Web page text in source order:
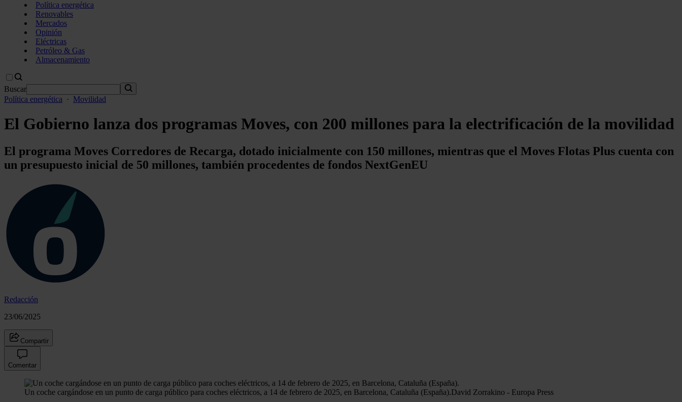
Política energética
Renovables
Mercados
Opinión
Eléctricas
Petróleo & Gas
Almacenamiento
Buscar
Política energética
· Movilidad
El Gobierno lanza dos programas Moves, con 200 millones para la electrificación de la movilidad
El programa Moves Corredores de Recarga, dotado inicialmente con 150 millones, mientras que el Moves Flotas Plus cuenta con
un presupuesto inicial de 50 millones, también procedentes de fondos NextGenEU
Redacción
23/06/2025
Compartir
Comentar
Un coche cargándose en un punto de carga público para coches eléctricos, a 14 de febrero de 2025, en Barcelona, Cataluña (España).David Zorrakino - Europa Press